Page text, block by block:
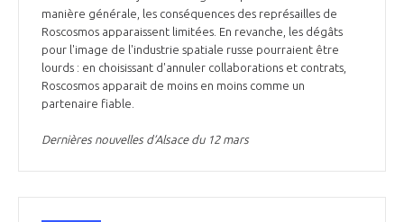
manière générale, les conséquences des représailles de
Roscosmos apparaissent limitées. En revanche, les dégâts
pour l'image de l'industrie spatiale russe pourraient être
lourds : en choisissant d'annuler collaborations et contrats,
Roscosmos apparait de moins en moins comme un
partenaire fiable.
Dernières nouvelles d’Alsace du 12 mars